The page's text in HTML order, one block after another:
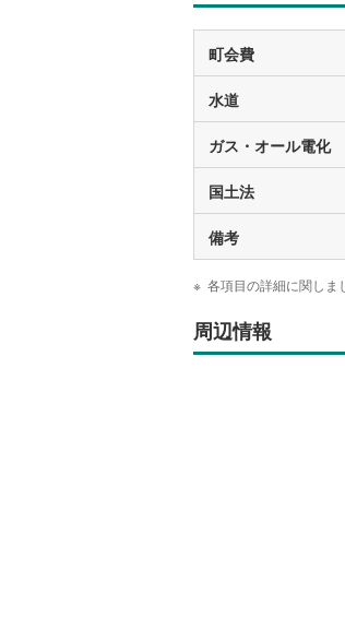
町会費
水道
ガス・オール電化
国土法
備考
各項目の詳細に関しま
周辺情報